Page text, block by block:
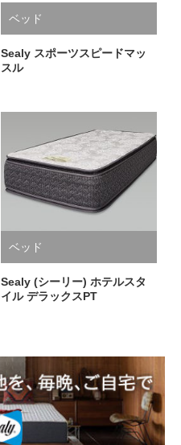
ベッド
Sealy スポーツスピードマッ
スル
ベッド
Sealy (シーリー) ホテルスタ
イル デラックスPT